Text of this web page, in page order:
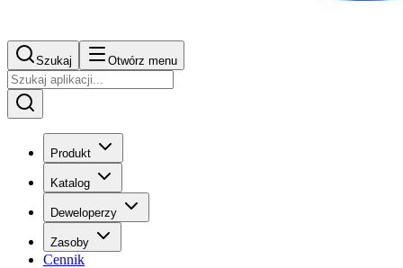
Szukaj Otwórz menu
Produkt
Katalog
Deweloperzy
Zasoby
Cennik